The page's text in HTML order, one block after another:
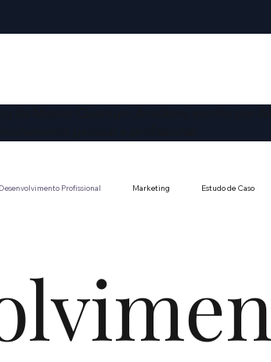
Desenvolvimento Profissional Marketing Estudo de Caso